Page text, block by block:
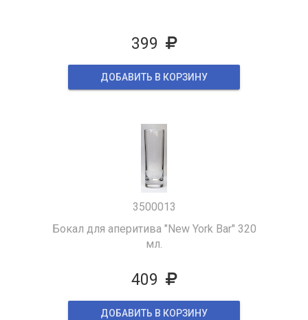
399
ДОБАВИТЬ В КОРЗИНУ
3500013
Бокал для аперитива "New York Bar" 320
мл.
409
ДОБАВИТЬ В КОРЗИНУ